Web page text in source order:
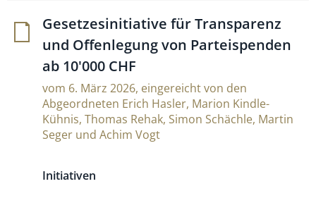
Geset­ze­si­ni­tia­tive für Trans­pa­renz
und Offen­le­gung von Par­teis­penden
ab 10'000 CHF
vom 6. März 2026, eingereicht von den
Abgeordneten Erich Hasler, Marion Kindle-
Kühnis, Thomas Rehak, Simon Schächle, Martin
Seger und Achim Vogt
Initiativen